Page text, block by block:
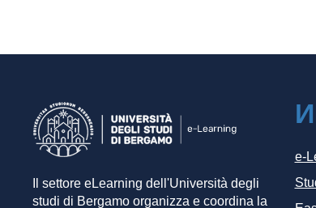
Il settore eLearning dell'Università degli
studi di Bergamo organizza e coordina la
e-